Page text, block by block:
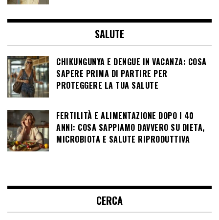
SALUTE
CHIKUNGUNYA E DENGUE IN VACANZA: COSA
SAPERE PRIMA DI PARTIRE PER
PROTEGGERE LA TUA SALUTE
FERTILITÀ E ALIMENTAZIONE DOPO I 40
ANNI: COSA SAPPIAMO DAVVERO SU DIETA,
MICROBIOTA E SALUTE RIPRODUTTIVA
CERCA